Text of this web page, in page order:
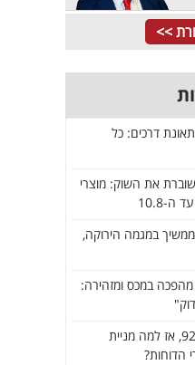
>>
דרכים: כל
את השוק: מוצרי
ממשיך במגמה הירוקה,
במכס ומזהירה:
ההכנסות זינקו ב-92%, אז למה מניית